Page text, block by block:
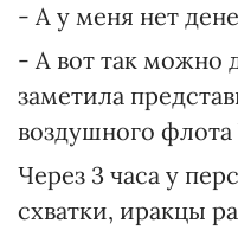
- А у меня нет
- А вот так можно
заметила
воздушного
Через 3 часа у
схватки, иракцы